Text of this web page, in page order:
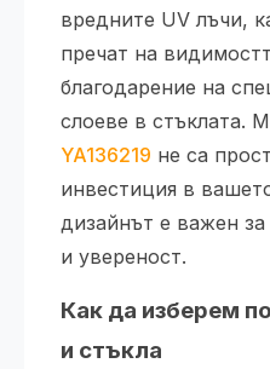
вредните UV лъчи,
пречат на
благодарение на
слоеве в стъклата.
YA136219 не са
инвестиция в
дизайнът е важен
и увереност.
Как да изберем
и стъкла